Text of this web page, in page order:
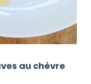
au chèvre